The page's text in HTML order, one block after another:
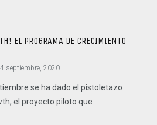
EL PROGRAMA DE CRECIMIENTO
septiembre, 2020
se ha dado el pistoletazo
el proyecto piloto que